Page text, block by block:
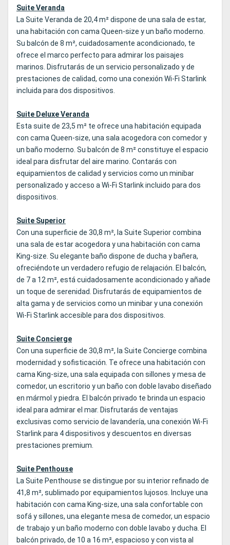
Suite Veranda
La Suite Veranda de 20,4 m² dispone de una sala de estar,
una habitación con cama Queen‑size y un baño moderno.
Su balcón de 8 m², cuidadosamente acondicionado, te
ofrece el marco perfecto para admirar los paisajes
marinos. Disfrutarás de un servicio personalizado y de
prestaciones de calidad, como una conexión Wi‑Fi Starlink
incluida para dos dispositivos.
Suite Deluxe Veranda
Esta suite de 23,5 m² te ofrece una habitación equipada
con cama Queen‑size, una sala acogedora con comedor y
un baño moderno. Su balcón de 8 m² constituye el espacio
ideal para disfrutar del aire marino. Contarás con
equipamientos de calidad y servicios como un minibar
personalizado y acceso a Wi‑Fi Starlink incluido para dos
dispositivos.
Suite Superior
Con una superficie de 30,8 m², la Suite Superior combina
una sala de estar acogedora y una habitación con cama
King‑size. Su elegante baño dispone de ducha y bañera,
ofreciéndote un verdadero refugio de relajación. El balcón,
de 7 a 12 m², está cuidadosamente acondicionado y añade
un toque de serenidad. Disfrutarás de equipamientos de
alta gama y de servicios como un minibar y una conexión
Wi‑Fi Starlink accesible para dos dispositivos.
Suite Concierge
Con una superficie de 30,8 m², la Suite Concierge combina
modernidad y sofisticación. Te ofrece una habitación con
cama King‑size, una sala equipada con sillones y mesa de
comedor, un escritorio y un baño con doble lavabo diseñado
en mármol y piedra. El balcón privado te brinda un espacio
ideal para admirar el mar. Disfrutarás de ventajas
exclusivas como servicio de lavandería, una conexión Wi‑Fi
Starlink para 4 dispositivos y descuentos en diversas
prestaciones premium.
Suite Penthouse
La Suite Penthouse se distingue por su interior refinado de
41,8 m², sublimado por equipamientos lujosos. Incluye una
habitación con cama King‑size, una sala confortable con
sofá y sillones, una elegante mesa de comedor, un espacio
de trabajo y un baño moderno con doble lavabo y ducha. El
balcón privado, de 10 a 16 m², espacioso y con vista al